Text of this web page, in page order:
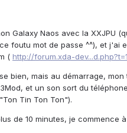
Galaxy Naos avec la XXJPU
foutu mot de passe ^^), et j'ai
( http://forum.xda-
bien, mais au démarrage,
et un son sort du
Tin Ton Ton").
de 10 minutes, je commence